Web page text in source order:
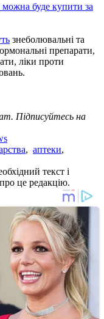
можна буде купити за
знеболювальні та
препарати,
ліки проти
Підписуйтесь на
, аптеки,
текст і
це редакцію.